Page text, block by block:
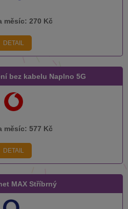
měsíc: 270 Kč
DETAIL
bez kabelu Naplno 5G
měsíc: 577 Kč
DETAIL
MAX Stříbrný